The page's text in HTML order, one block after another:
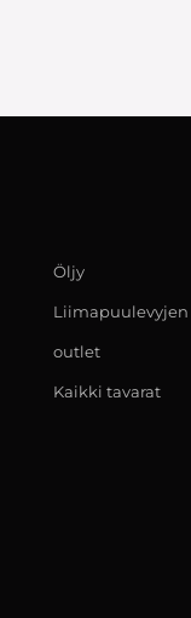
Öljy
Liimapuulevyjen
outlet
Kaikki tavarat